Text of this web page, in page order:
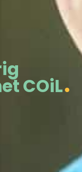
COiL